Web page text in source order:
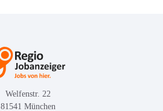
Welfenstr. 22
81541 München